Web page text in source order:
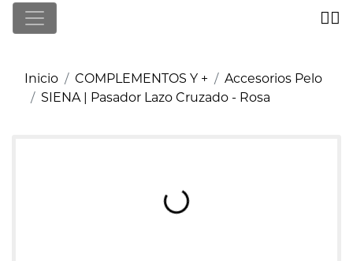
Inicio COMPLEMENTOS Y +
Accesorios Pelo
SIENA | Pasador Lazo Cruzado - Rosa
Cargando imágenes de producto